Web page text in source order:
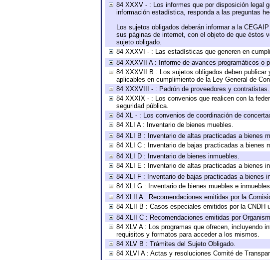
84 XXXV - : Los informes que por disposición legal
información estadística, responda a las preguntas
Los sujetos obligados deberán informar a la
sus páginas de internet, con el objeto de que éstos
sujeto obligado.
84 XXXVI - : Las estadísticas que generen en
84 XXXVII A : Informe de avances programáticos o
84 XXXVII B : Los sujetos obligados deben
aplicables en cumplimiento de la Ley General de
84 XXXVIII - : Padrón de proveedores y contratistas.
84 XXXIX - : Los convenios que realicen con la
seguridad pública.
84 XL - : Los convenios de coordinación de
84 XLI A : Inventario de bienes muebles.
84 XLI B : Inventario de altas practicadas a bienes
84 XLI C : Inventario de bajas practicadas a bienes
84 XLI D : Inventario de bienes inmuebles.
84 XLI E : Inventario de altas practicadas a bienes
84 XLI F : Inventario de bajas practicadas a bienes
84 XLI G : Inventario de bienes muebles e
84 XLII A : Recomendaciones emitidas por la
84 XLII B : Casos especiales emitidos por la CNDH
84 XLII C : Recomendaciones emitidas por
84 XLV A : Los programas que ofrecen, incluyendo
requisitos y formatos para acceder a los mismos.
84 XLV B : Trámites del Sujeto Obligado.
84 XLVI A : Actas y resoluciones Comité de